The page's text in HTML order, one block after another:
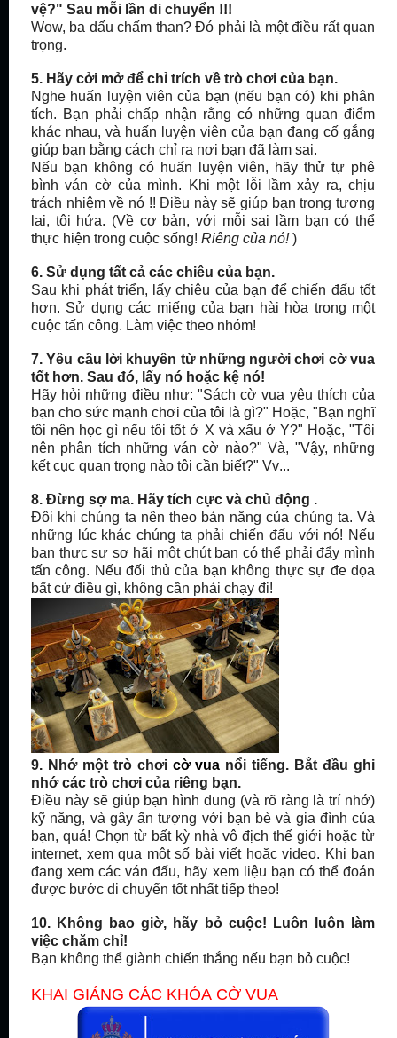
vệ?" Sau mỗi lần di chuyển !!!
Wow, ba dấu chấm than? Đó phải là một điều rất quan
trọng.
5. Hãy cởi mở để chỉ trích về trò chơi của bạn.
Nghe huấn luyện viên của bạn (nếu bạn có) khi phân
tích. Bạn phải chấp nhận rằng có những quan điểm
khác nhau, và huấn luyện viên của bạn đang cố gắng
giúp bạn bằng cách chỉ ra nơi bạn đã làm sai.
Nếu bạn không có huấn luyện viên, hãy thử tự phê
bìnhván cờ của mình. Khi một lỗi lầm xảy ra, chịu
trách nhiệm về nó !! Điều này sẽ giúp bạn trong tương
lai, tôi hứa. (Về cơ bản, với mỗi sai lầm bạn có thể
thực hiện trong cuộc sống! Riêng của nó!)
6. Sử dụng tất cả các chiêu của bạn.
Sau khi phát triển, lấychiêu của bạn đểchiến đấutốt
hơn. Sử dụng các miếng của bạn hài hòa trong một
cuộc tấn công. Làm việc theo nhóm!
7. Yêu cầu lời khuyên từ những người chơi cờ vua
tốt hơn. Sau đó, lấy nó hoặc kệ nó!
Hãy hỏi những điều như: "Sách cờ vua yêu thích của
bạn cho sức mạnh chơi của tôi là gì?" Hoặc, "Bạn nghĩ
tôi nên học gì nếu tôi tốt ở X và xấu ở Y?" Hoặc, "Tôi
nên phân tích những ván cờ nào?" Và, "Vậy, những
kết cục quan trọng nào tôi cần biết?" Vv...
8. Đừng sợ ma. Hãy tích cực và chủ động .
Đôi khi chúng ta nên theo bản năng của chúng ta. Và
những lúc khác chúng ta phải chiến đấu với nó! Nếu
bạn thực sự sợ hãi một chút bạn có thể phải đẩy mình
tấn công. Nếu đối thủ của bạn không thực sự đe dọa
bất cứ điều gì, không cần phải chạy đi!
9. Nhớ một trò chơi cờ vua nổi tiếng. Bắt đầu ghi
nhớ các trò chơi của riêng bạn.
Điều này sẽ giúp bạn hình dung (và rõ ràng là trí nhớ)
kỹ năng, và gây ấn tượng với bạn bè và gia đình của
bạn, quá! Chọn từ bất kỳ nhà vô địch thế giới hoặc từ
internet, xem qua một số bài viết hoặc video. Khi bạn
đang xem các ván đấu, hãy xem liệu bạn có thể đoán
được bước di chuyển tốt nhất tiếp theo!
10. Không bao giờ, hãy bỏ cuộc! Luôn luôn làm
việc chăm chỉ!
Bạn không thể giành chiến thắng nếu bạn bỏ cuộc!
KHAI GIẢNG CÁC KHÓA CỜ VUA